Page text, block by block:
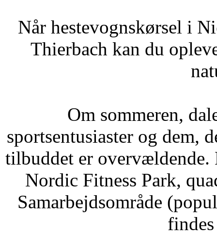
Når hestevognskørsel i
Thierbach kan du
Om sommeren,
sportsentusiaster og dem,
tilbuddet er
Nordic Fitness Park,
Samarbejdsområde